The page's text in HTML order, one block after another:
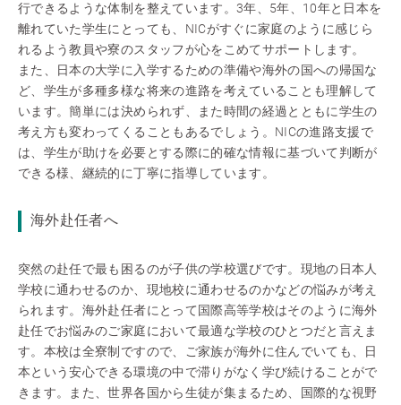
行できるような体制を整えています。3年、5年、10年と日本を
離れていた学生にとっても、NICがすぐに家庭のように感じら
れるよう教員や寮のスタッフが心をこめてサポートします。
また、日本の大学に入学するための準備や海外の国への帰国な
ど、学生が多種多様な将来の進路を考えていることも理解して
います。簡単には決められず、また時間の経過とともに学生の
考え方も変わってくることもあるでしょう。NICの進路支援で
は、学生が助けを必要とする際に的確な情報に基づいて判断が
できる様、継続的に丁寧に指導しています。
海外赴任者へ
突然の赴任で最も困るのが子供の学校選びです。現地の日本人
学校に通わせるのか、現地校に通わせるのかなどの悩みが考え
られます。海外赴任者にとって国際高等学校はそのように海外
赴任でお悩みのご家庭において最適な学校のひとつだと言えま
す。本校は全寮制ですので、ご家族が海外に住んでいても、日
本という安心できる環境の中で滞りがなく学び続けることがで
きます。また、世界各国から生徒が集まるため、国際的な視野